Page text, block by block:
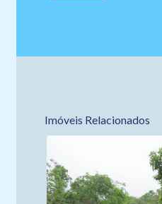
Imóveis Relacionados